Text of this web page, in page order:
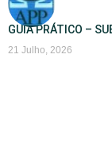
GUIA PRÁTICO –
21 Julho, 2026